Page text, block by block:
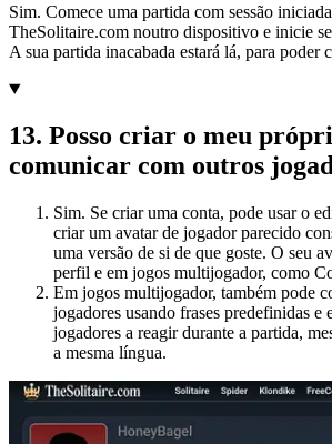
Sim. Comece uma partida com sessão
TheSolitaire.com noutro dispositivo e inicie
A sua partida inacabada estará lá, para poder
13. Posso criar o meu
comunicar com outros
Sim. Se criar uma conta, pode usar o
criar um avatar de jogador parecido
uma versão de si de que goste. O seu
perfil e em jogos multijogador, como
Em jogos multijogador, também pode
jogadores usando frases predefinidas e
jogadores a reagir durante a partida,
a mesma língua.